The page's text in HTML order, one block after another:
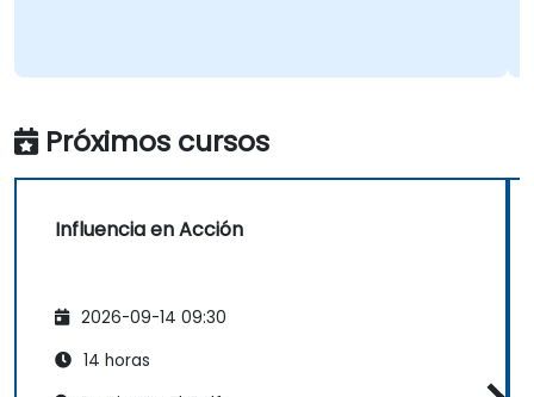
Próximos cursos
Influencia en Acción
2026-09-14 09:30
14 horas